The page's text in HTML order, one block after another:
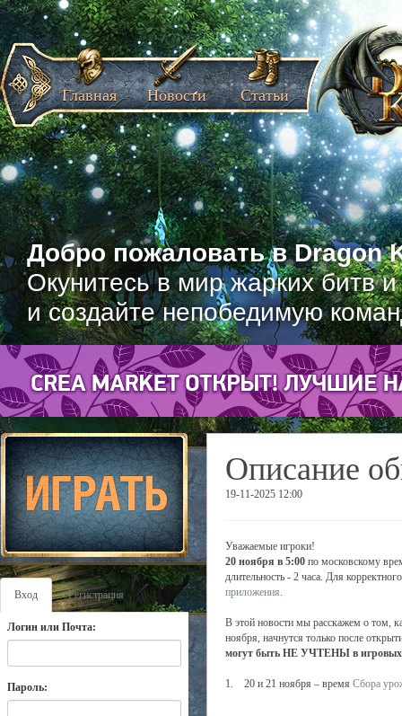
Добро пожаловать в Dragon
Окунитесь в мир жарких битв
и создайте непобедимую
Главная Новости Статьи
Вход Регистрация
Логин или Почта:
Пароль:
Описание
19-11-2025 12:00
Уважаемые игроки!
20 ноября в 5:00 по московскому
длительность - 2 часа. Для
приложения.
В этой новости мы расскажем о том,
ноября, начнутся только после
могут быть НЕ УЧТЕНЫ в игровых
1. 20 и 21 ноября – время Сбора